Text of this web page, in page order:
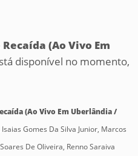
Recaída (Ao Vivo Em
disponível no momento,
(Ao Vivo Em Uberlândia /
Gomes Da Silva Junior, Marcos
De Oliveira, Renno Saraiva